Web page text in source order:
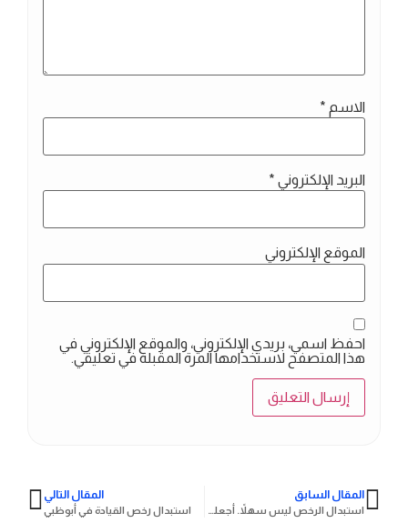
الاسم *
البريد الإلكتروني *
الموقع الإلكتروني
احفظ اسمي، بريدي الإلكتروني، والموقع الإلكتروني في
هذا المتصفح لاستخدامها المرة المقبلة في تعليقي.
المقال السابق المقال التالي
استبدال رخص القيادة في أبوظبي